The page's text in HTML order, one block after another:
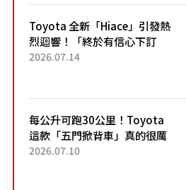
「三...
Toyota 全新「Hiace」引發熱
烈迴響！「終於有信心下訂
了！」「哪個等級交車最
車？...
2026.07.14
每公升可跑30公里！Toyota
這款「五門掀背車」真的很厲
害！ 擁有全長4.3公尺的「剛剛
2026.07.10